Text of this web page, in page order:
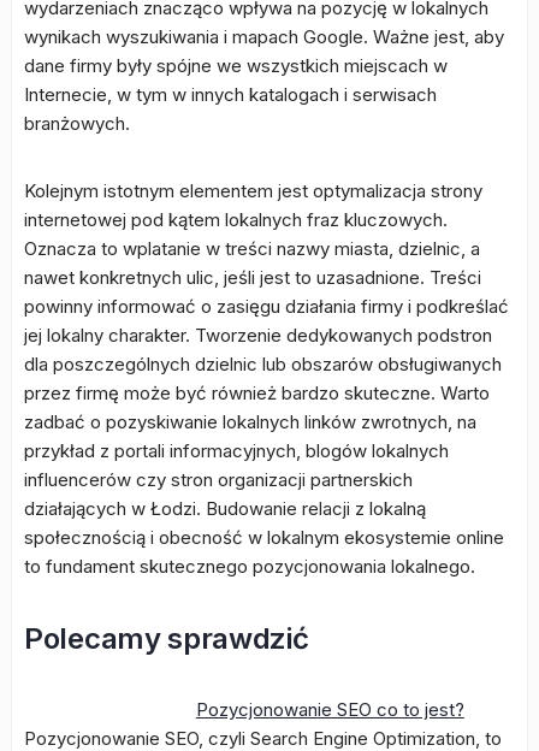
wydarzeniach znacząco wpływa na pozycję w lokalnych
wynikach wyszukiwania i mapach Google. Ważne jest, aby
dane firmy były spójne we wszystkich miejscach w
Internecie, w tym w innych katalogach i serwisach
branżowych.
Kolejnym istotnym elementem jest optymalizacja strony
internetowej pod kątem lokalnych fraz kluczowych.
Oznacza to wplatanie w treści nazwy miasta, dzielnic, a
nawet konkretnych ulic, jeśli jest to uzasadnione. Treści
powinny informować o zasięgu działania firmy i podkreślać
jej lokalny charakter. Tworzenie dedykowanych podstron
dla poszczególnych dzielnic lub obszarów obsługiwanych
przez firmę może być również bardzo skuteczne. Warto
zadbać o pozyskiwanie lokalnych linków zwrotnych, na
przykład z portali informacyjnych, blogów lokalnych
influencerów czy stron organizacji partnerskich
działających w Łodzi. Budowanie relacji z lokalną
społecznością i obecność w lokalnym ekosystemie online
to fundament skutecznego pozycjonowania lokalnego.
Polecamy sprawdzić
Pozycjonowanie SEO co to jest?
Pozycjonowanie SEO, czyli Search Engine Optimization, to